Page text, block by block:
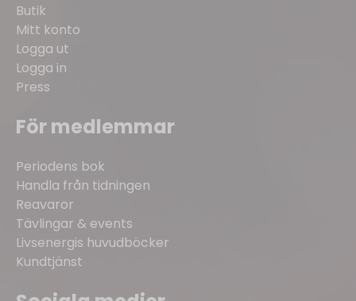
Butik
Mitt konto
Logga ut
Logga in
Press
För medlemmar
Periodens bok
Handla från tidningen
Reavaror
Tävlingar & events
Livsenergis huvudböcker
Kundtjänst